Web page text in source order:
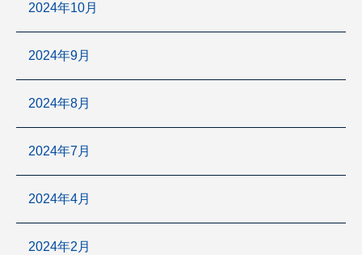
2024年10月
2024年9月
2024年8月
2024年7月
2024年4月
2024年2月